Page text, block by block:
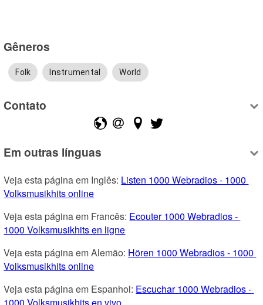
Gêneros
Folk Instrumental World
Contato
Em outras línguas
Veja esta página em Inglês: Listen 1000 Webradios - 1000
Volksmusikhits online
Veja esta página em Francês: Ecouter 1000 Webradios -
1000 Volksmusikhits en ligne
Veja esta página em Alemão: Hören 1000 Webradios - 1000
Volksmusikhits online
Veja esta página em Espanhol: Escuchar 1000 Webradios -
1000 Volksmusikhits en vivo